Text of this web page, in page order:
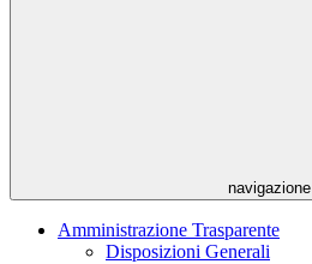
navigazione
Amministrazione Trasparente
Disposizioni Generali